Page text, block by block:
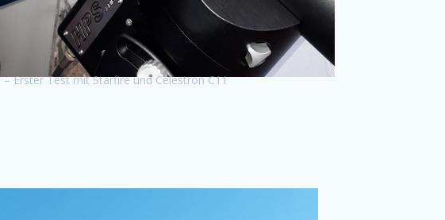
– Erster Test mit Starfire und Celestron C11